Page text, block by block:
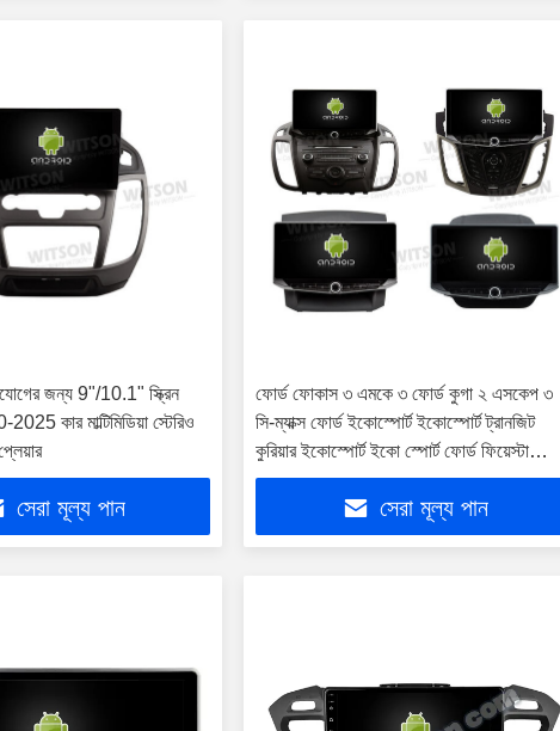
জন্য 9"/10.1" স্ক্রিন
কার মাল্টিমিডিয়া স্টেরিও
সেরা মূল্য পান
ফোর্ড ফোকাস ৩ এমকে ৩ ফোর্ড কুগা ২ এসকেপ ৩
সি-ম্যাক্স ফোর্ড ইকোস্পোর্ট ইকোস্পোর্ট ট্রানজিট
কুরিয়ার ইকোস্পোর্ট ইকো স্পোর্ট ফোর্ড ফিয়েস্টা
এমকে৭ ২০১১-২০১৯ মাল্টিমিডিয়া স্টেরিও জিপিএস
কারপ্লে প্লেয়ারের জন্য ১০.৮৮" স্ক্রিন মোবাইল
হোল্ডার সহ
সেরা মূল্য পান